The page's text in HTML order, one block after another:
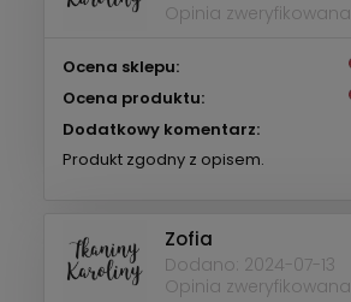
Opinia zweryfikowana
Ocena sklepu:
Ocena produktu:
Dodatkowy komentarz:
Produkt zgodny z opisem.
Zofia
Dodano: 2024-07-13
Opinia zweryfikowana